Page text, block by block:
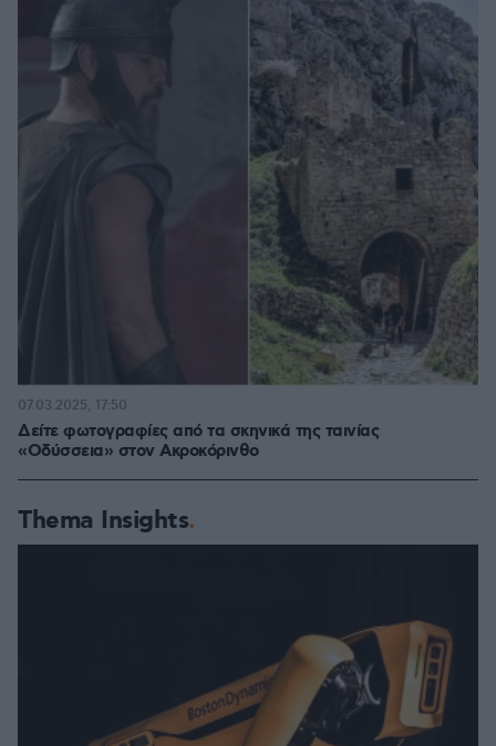
Δείτε φωτογραφίες από τα σκηνικά της ταινίας
«Οδύσσεια» στον Ακροκόρινθο
07.03.2025, 17:50
Thema Insights